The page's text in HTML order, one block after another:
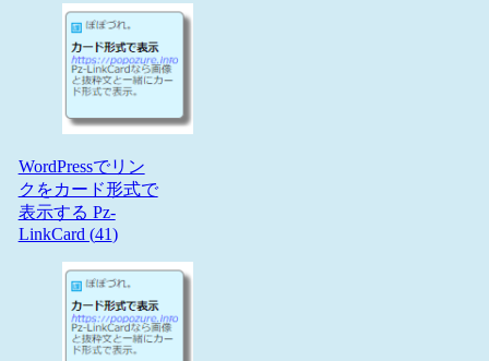
WordPressでリン
クをカード形式で
表示する Pz-
LinkCard (41)